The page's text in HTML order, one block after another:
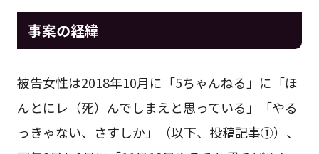
事案の経緯
被告女性は2018年10月に「5ちゃんねる」に「ほ
んとにレ（死）んでしまえと思っている」「やる
っきゃない、さすしか」（以下、投稿記事①）、